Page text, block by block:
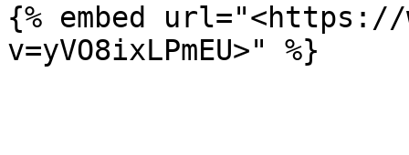
{% embed url="<https://